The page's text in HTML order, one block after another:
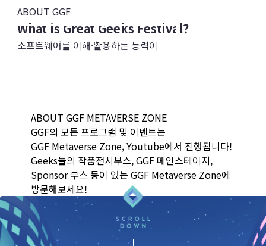
Metaverse 전시관 바로가기
ABOUT GGF
What is Great Geeks Festival?
소프트웨어를 이해·활용하는 능력이
축제의 장입니다.
자신이 만든 작품을 소개하고 세상과 소통하는
창업가 경험을 해보세요!
GGF 2019 영상 보러가기
ABOUT GGF METAVERSE ZONE
GGF의 모든 프로그램 및 이벤트는
GGF Metaverse Zone, Youtube에서 진행됩니다!
Geeks들의 작품전시부스, GGF 메인스테이지,
Sponsor 부스 등이 있는 GGF Metaverse Zone에
방문해보세요!